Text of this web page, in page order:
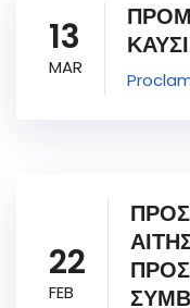
13
MAR
22
FEB